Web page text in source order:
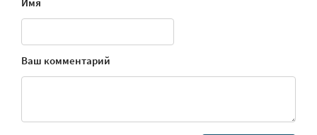
Ваш комментарий